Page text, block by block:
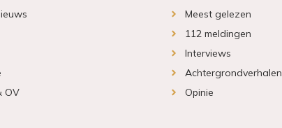
OV
Meest gelezen
112 meldingen
Interviews
Achtergrondverhalen
Opinie